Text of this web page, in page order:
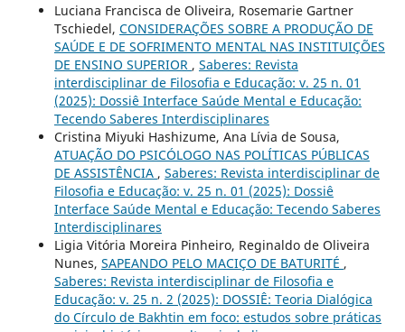
Luciana Francisca de Oliveira, Rosemarie Gartner
Tschiedel, CONSIDERAÇÕES SOBRE A PRODUÇÃO DE
SAÚDE E DE SOFRIMENTO MENTAL NAS INSTITUIÇÕES
DE ENSINO SUPERIOR , Saberes: Revista
interdisciplinar de Filosofia e Educação: v. 25 n. 01
(2025): Dossiê Interface Saúde Mental e Educação:
Tecendo Saberes Interdisciplinares
Cristina Miyuki Hashizume, Ana Lívia de Sousa,
ATUAÇÃO DO PSICÓLOGO NAS POLÍTICAS PÚBLICAS
DE ASSISTÊNCIA , Saberes: Revista interdisciplinar de
Filosofia e Educação: v. 25 n. 01 (2025): Dossiê
Interface Saúde Mental e Educação: Tecendo Saberes
Interdisciplinares
Ligia Vitória Moreira Pinheiro, Reginaldo de Oliveira
Nunes, SAPEANDO PELO MACIÇO DE BATURITÉ ,
Saberes: Revista interdisciplinar de Filosofia e
Educação: v. 25 n. 2 (2025): DOSSIÊ: Teoria Dialógica
do Círculo de Bakhtin em foco: estudos sobre práticas